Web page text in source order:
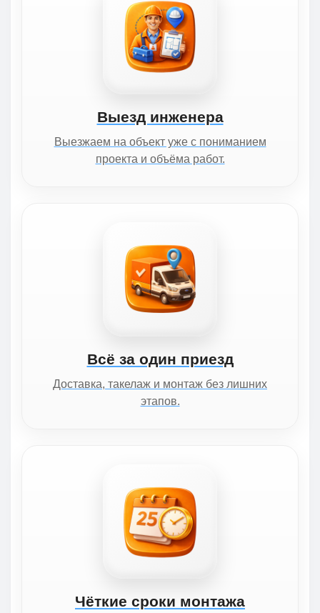
Выезд инженера
Выезжаем на объект уже с пониманием
проекта и объёма работ.
Всё за один приезд
Доставка, такелаж и монтаж без лишних
этапов.
Чёткие сроки монтажа